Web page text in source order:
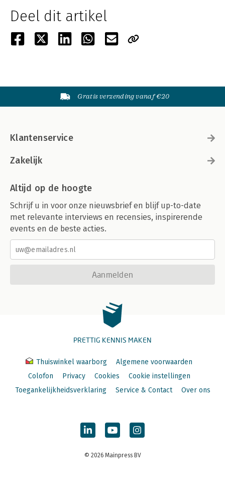
Deel dit artikel
Gratis verzending vanaf €20
Klantenservice
Zakelijk
Altijd op de hoogte
Schrijf u in voor onze nieuwsbrief en blijf up-to-date
met relevante interviews en recensies, inspirerende
events en de beste acties.
Aanmelden
PRETTIG KENNIS MAKEN
Thuiswinkel waarborg
Algemene voorwaarden
Colofon
Privacy Cookies
Cookie instellingen
Toegankelijkheidsverklaring
Service & Contact Over ons
© 2026 Mainpress BV